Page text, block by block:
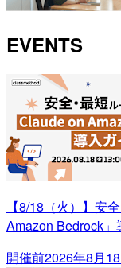
EVENTS
【8/18（火）】安
Amazon Bedrock」
開催前2026年8月